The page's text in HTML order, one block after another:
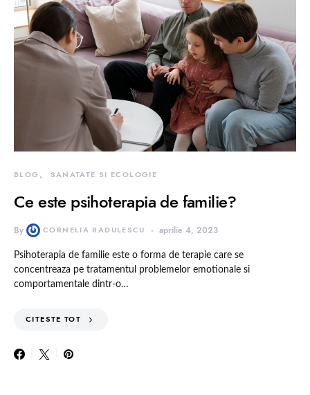
BLOG SANATATE SI ECOLOGIE
Ce este psihoterapia de familie?
By CORNELIA RADULESCU aprilie 4, 2023
Psihoterapia de familie este o forma de terapie care se
concentreaza pe tratamentul problemelor emotionale si
comportamentale dintr-o…
CITESTE TOT